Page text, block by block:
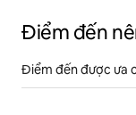
Điểm đến
Điểm đến được ưa